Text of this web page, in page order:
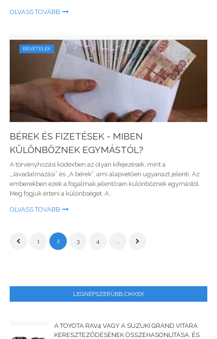
OLVASS TOVÁBB
BEVÉTELEK
BÉREK ÉS FIZETÉSEK - MIBEN
KÜLÖNBÖZNEK EGYMÁSTÓL?
A törvényhozási kódexben az olyan kifejezések, mint a
„Javadalmazási” és „A bérek”, ami alapvetően ugyanazt jelenti. Az
emberekben ezek a fogalmak jelentősen különböznek egymástól.
Meg fogjuk érteni a különbséget. A...
OLVASS TOVÁBB
1 2 3 4 ...
LEGNÉPSZERŰBB CIKKEK
A TOYOTA RAV4 VAGY A SUZUKI GRAND VITARA
KERESZTEZŐDÉSÉNEK ÖSSZEHASONLÍTÁSA, ÉS